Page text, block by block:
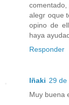
alegr oque
opino de
haya
Responder
Iñaki 29 de
Muy buena